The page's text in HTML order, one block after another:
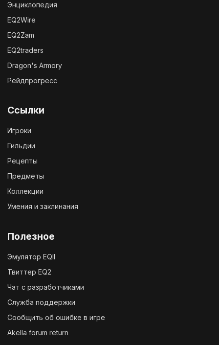
Энциклопедия
EQ2Wire
EQ2Zam
EQ2traders
Dragon's Armory
Рейдпрогресс
Ссылки
Игроки
Гильдии
Рецепты
Предметы
Коллекции
Умения и заклинания
Полезное
Эмулятор EQII
Твиттер EQ2
Чат с разработчиками
Служба поддержки
Сообщить об ошибке в игре
Akella forum return